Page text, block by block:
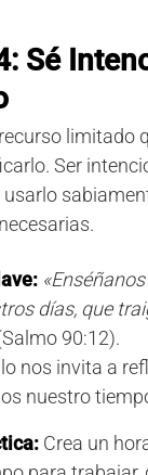
Sé
limitado
Ser
días, que
90:12).
nos invita a
nuestro
Crea un